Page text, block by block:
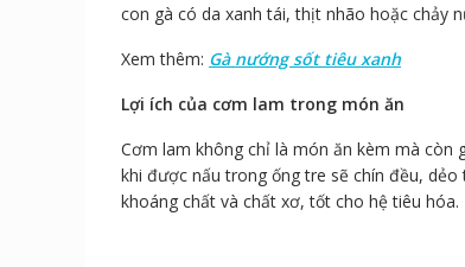
con gà có da xanh tái, thịt nhão hoặc chảy
Xem thêm: Gà nướng sốt tiêu xanh
Lợi ích của cơm lam trong món ăn
Cơm lam không chỉ là món ăn kèm mà
khi được nấu trong ống tre sẽ chín đều,
khoáng chất và chất xơ, tốt cho hệ tiêu hóa.